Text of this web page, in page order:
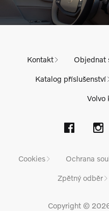
Kontakt Objednat
Katalog příslušenství
Volvo
Cookies Ochrana
Zpětný odběr
Copyright ©